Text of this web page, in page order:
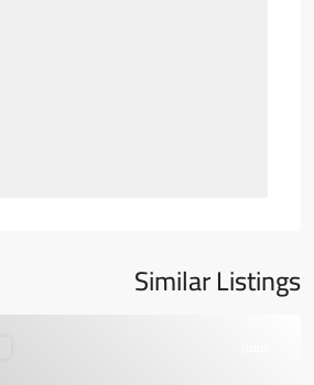
Similar Listings